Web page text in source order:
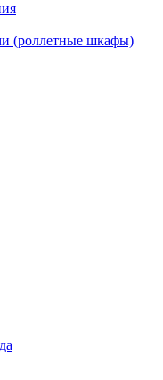
(роллетные шкафы)